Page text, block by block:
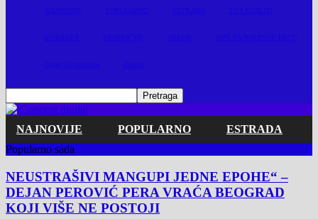
NAJNOVIJE POPULARNO
ESTRADA
Popularno sada
NEUSTRAŠIVI MANGUPI JEDNE EPOHE“ –
DEJAN PEROVIĆ PERA VRAĆA BEOGRAD
KOJI VIŠE NE POSTOJI